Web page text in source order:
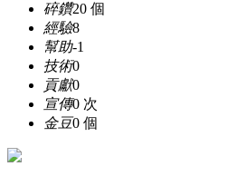
碎鑽20 個
經驗8
幫助-1
技術0
貢獻0
宣傳0 次
金豆0 個